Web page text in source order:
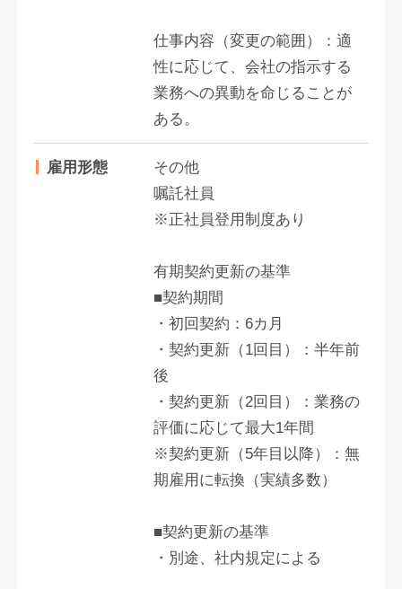
仕事内容（変更の範囲）：適
性に応じて、会社の指示する
業務への異動を命じることが
ある。
雇用形態
その他
嘱託社員
※正社員登用制度あり
有期契約更新の基準
■契約期間
・初回契約：6カ月
・契約更新（1回目）：半年前
後
・契約更新（2回目）：業務の
評価に応じて最大1年間
※契約更新（5年目以降）：無
期雇用に転換（実績多数）
■契約更新の基準
・別途、社内規定による